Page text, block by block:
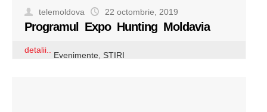
telemoldova 22 octombrie, 2019
Programul Expo Hunting Moldavia
detalii..
Evenimente STIRI